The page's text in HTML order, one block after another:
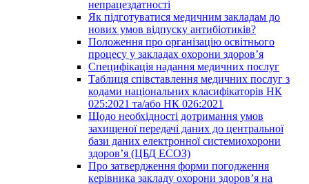
непрацездатності
Як підготуватися медичним закладам до
нових умов відпуску антибіотиків?
Положення про організацію освітнього
процесу у закладах охорони здоров’я
Специфікація надання медичних послуг
Таблиця співставлення медичних послуг з
кодами національних класифікаторів НК
025:2021 та/або НК 026:2021
Щодо необхідності дотримання умов
захищеної передачі даних до центральної
бази даних електронної системиохорони
здоров’я (ЦБД ЕСОЗ)
Про затвердження форми погодження
керівника закладу охорони здоров’я на